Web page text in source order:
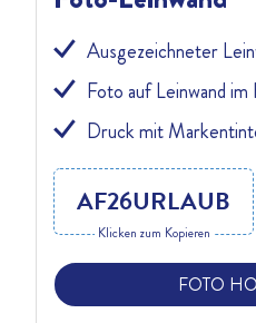
Ausgezeichneter
Foto auf Leinwand
Druck mit
AF26URLAUB
Klicken zum Kopieren
FOTO